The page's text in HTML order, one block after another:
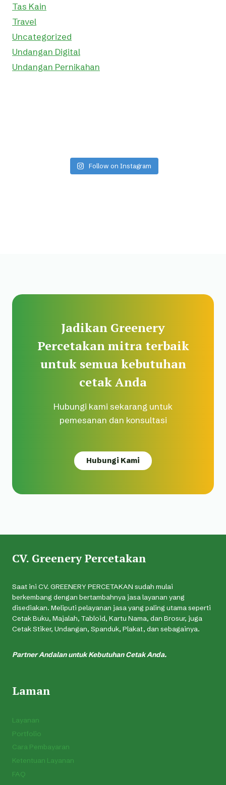
Tas Kain
Travel
Uncategorized
Undangan Digital
Undangan Pernikahan
Follow on Instagram
Jadikan Greenery
Percetakan mitra terbaik
untuk semua kebutuhan
cetak Anda
Hubungi kami sekarang untuk
pemesanan dan konsultasi
Hubungi Kami
CV. Greenery Percetakan
Saat ini CV. GREENERY PERCETAKAN sudah mulai
berkembang dengan bertambahnya jasa layanan yang
disediakan. Meliputi pelayanan jasa yang paling utama seperti
Cetak Buku, Majalah, Tabloid, Kartu Nama, dan Brosur, juga
Cetak Stiker, Undangan, Spanduk, Plakat, dan sebagainya.
Partner Andalan untuk Kebutuhan Cetak Anda.
Laman
Layanan
Portfolio
Cara Pembayaran
Ketentuan Layanan
FAQ